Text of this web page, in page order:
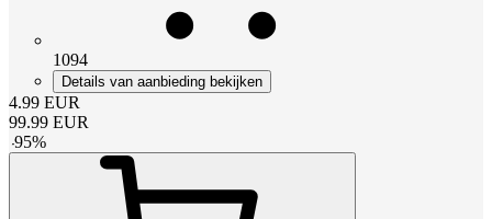
1094
Details van aanbieding bekijken
4.99 EUR
99.99 EUR
-95%